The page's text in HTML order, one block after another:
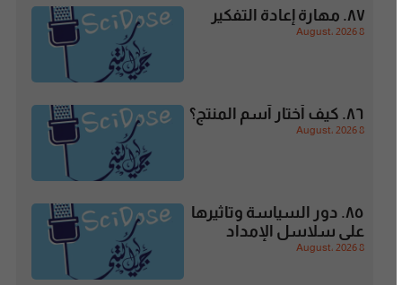
٨٧. مهارة إعادة التفكير
8 August، 2026
٨٦. كيف أختار آسم المنتج؟
8 August، 2026
٨٥. دور السياسة وتاثيرها
على سلاسل الإمداد
8 August، 2026